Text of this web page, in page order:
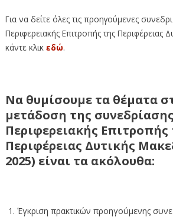
Για να δείτε όλες τις προηγούμενες
Περιφερειακής Επιτροπής της Περιφέρειας
κάντε κλικ εδώ.
Να θυμίσουμε τα θέματα
μετάδοση της
Περιφερειακής Επιτροπής
Περιφέρειας Δυτικής
2025) είναι τα ακόλουθα:
Έγκριση πρακτικών προηγούμενης